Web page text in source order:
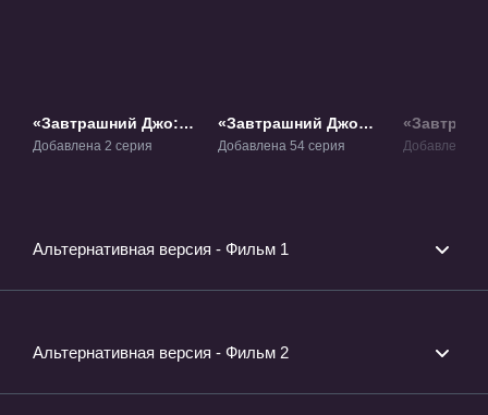
«Завтрашний Джо:
Пилотные эпизоды»
Добавлена 2 серия
«Завтрашний Джо»
ТВ-1
Добавлена 54 серия
ТВ-2
Добавлена
Альтернативная версия - Фильм 1
Альтернативная версия - Фильм 2